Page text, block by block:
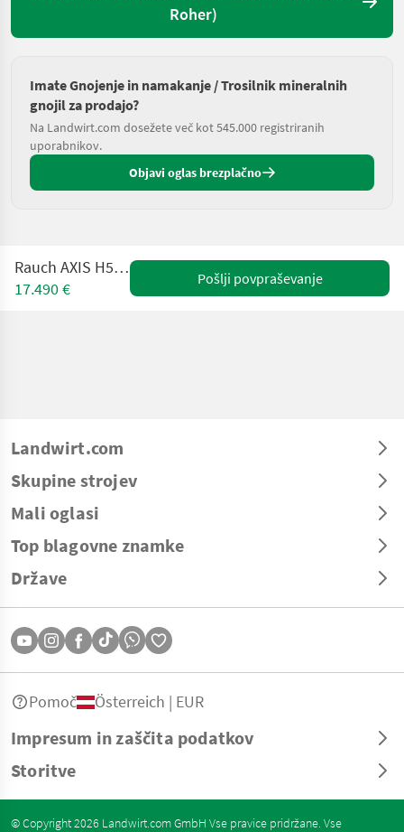
Roher)
Imate Gnojenje in namakanje / Trosilnik mineralnih
gnojil za prodajo?
Na Landwirt.com dosežete več kot 545.000 registriranih
uporabnikov.
Objavi oglas brezplačno
Rauch AXIS H50.2 EMC+W
17.490 €
Pošlji povpraševanje
Landwirt.com
Skupine strojev
Mali oglasi
Top blagovne znamke
Države
Impresum in zaščita podatkov
Storitve
Pomoč Österreich | EUR
© Copyright 2026 Landwirt.com GmbH Vse pravice pridržane. Vse